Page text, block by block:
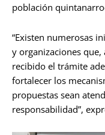
población
“Existen numerosas
y organizaciones que,
recibido el trámite
fortalecer los
propuestas sean
responsabilidad”,